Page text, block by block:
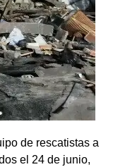
de rescatistas a
el 24 de junio,